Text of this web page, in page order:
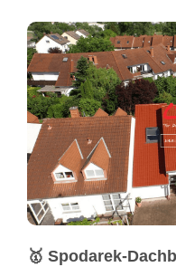
🥇 Spodarek-